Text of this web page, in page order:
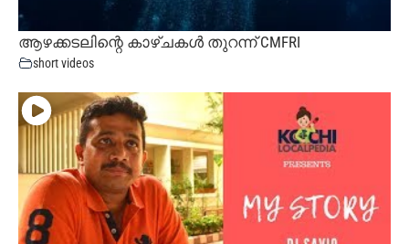
ആഴക്കടലിന്റെ കാഴ്ചകൾ തുറന്ന് CMFRI
short videos